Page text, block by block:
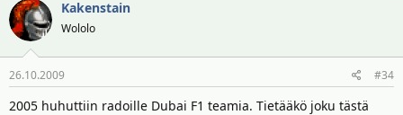
Kakenstain
Wololo
26.10.2009 #34
2005 huhuttiin radoille Dubai F1 teamia. Tietääkö joku tästä